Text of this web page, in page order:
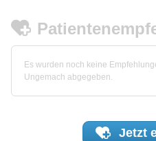
Es wurden noch keine
Ungemach abgegeben.
Jetzt